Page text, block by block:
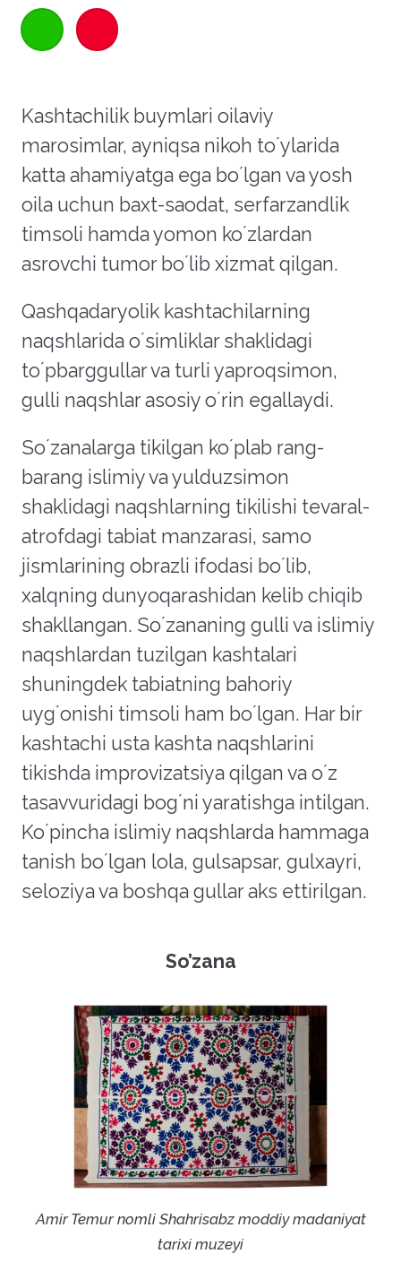
Kashtachilik buymlari oilaviy
marosimlar, ayniqsa nikoh toʼylarida
katta ahamiyatga ega boʼlgan va yosh
oila uchun baxt-saodat, serfarzandlik
timsoli hamda yomon koʼzlardan
asrovchi tumor boʼlib xizmat qilgan.
Qashqadaryolik kashtachilarning
naqshlarida oʼsimliklar shaklidagi
toʼpbarggullar va turli yaproqsimon,
gulli naqshlar asosiy oʼrin egallaydi.
Soʼzanalarga tikilgan koʼplab rang-
barang islimiy va yulduzsimon
shaklidagi naqshlarning tikilishi tevaral-
atrofdagi tabiat manzarasi, samo
jismlarining obrazli ifodasi boʼlib,
xalqning dunyoqarashidan kelib chiqib
shakllangan. Soʼzananing gulli va islimiy
naqshlardan tuzilgan kashtalari
shuningdek tabiatning bahoriy
uygʼonishi timsoli ham boʼlgan. Har bir
kashtachi usta kashta naqshlarini
tikishda improvizatsiya qilgan va oʼz
tasavvuridagi bogʼni yaratishga intilgan.
Koʼpincha islimiy naqshlarda hammaga
tanish boʼlgan lola, gulsapsar, gulxayri,
seloziya va boshqa gullar aks ettirilgan.
So’zana
Аmir Temur nomli Shahrisabz moddiy madaniyat
tarixi muzeyi